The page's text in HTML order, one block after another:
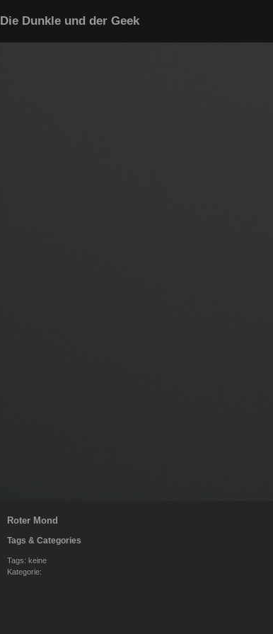
Die Dunkle und der Geek
Roter Mond
Tags & Categories
Tags: keine
Kategorie: